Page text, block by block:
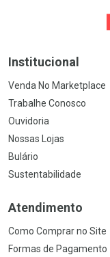
Institucional
Venda No Marketplace
Trabalhe Conosco
Ouvidoria
Nossas Lojas
Bulário
Sustentabilidade
Atendimento
Como Comprar no Site
Formas de Pagamento